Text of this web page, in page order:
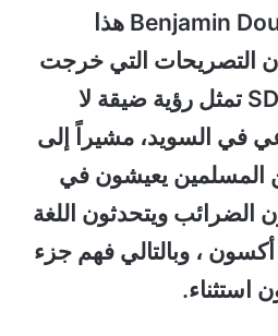
والتجارة الخارجية Benjamin Dousa هذا
التصريحات التي خرجت
من جناح الشباب في SD تمثل رؤية ضيقة لا
في السويد، مشيراً إلى
المسلمين يعيشون في
الضرائب ويتحدثون اللغة
، وبالتالي فهم جزء
استثناء.